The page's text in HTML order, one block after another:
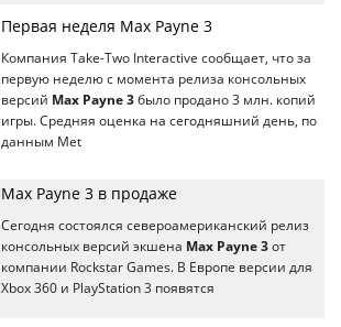
Первая неделя Max Payne 3
Компания Take-Two Interactive сообщает, что за
первую неделю с момента релиза консольных
версий Max Payne 3 было продано 3 млн. копий
игры. Средняя оценка на сегодняшний день, по
данным Met
Max Payne 3 в продаже
Сегодня состоялся североамериканский релиз
консольных версий экшена Max Payne 3 от
компании Rockstar Games. В Европе версии для
Xbox 360 и PlayStation 3 появятся